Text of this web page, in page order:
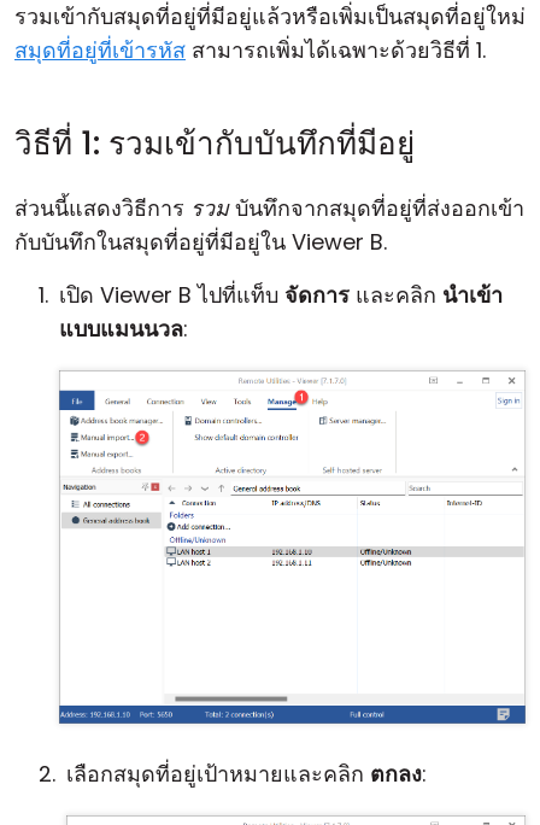
รวมเข้ากับสมุดที่อยู่ที่มีอยู่แล้วหรือเพิ่มเป็นสมุดที่อยู่ใหม่
สมุดที่อยู่ที่เข้ารหัส สามารถเพิ่มได้เฉพาะด้วยวิธีที่ 1.
วิธีที่ 1: รวมเข้ากับบันทึกที่มีอยู่
ส่วนนี้แสดงวิธีการ รวมบันทึกจากสมุดที่อยู่ที่ส่งออกเข้า
กับบันทึกในสมุดที่อยู่ที่มีอยู่ใน Viewer B.
เปิด Viewer B ไปที่แท็บ จัดการ และคลิก นำเข้า
แบบแมนนวล:
เลือกสมุดที่อยู่เป้าหมายและคลิก ตกลง: